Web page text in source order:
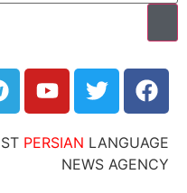
LARGESTPERSIAN
NEWS